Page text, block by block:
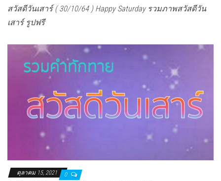
สวัสดีวันเสาร์ ( 30/10/64 ) Happy Saturday รวมภาพสวัสดีวัน
เสาร์ รูปฟรี
ตุลาคม 15, 2021 0